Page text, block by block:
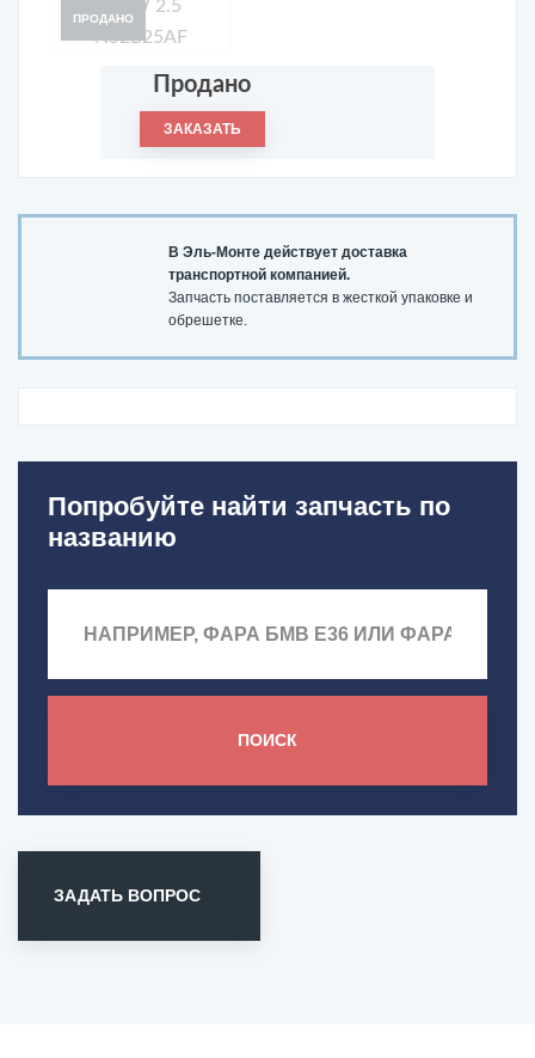
ПРОДАНО
Продано
ЗАКАЗАТЬ
В Эль-Монте действует доставка
транспортной компанией.
Запчасть поставляется в жесткой упаковке и
обрешетке.
Попробуйте найти запчасть по
названию
ПОИСК
ЗАДАТЬ ВОПРОС